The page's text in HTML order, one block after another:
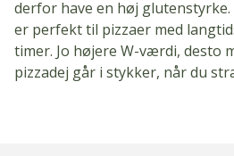
derfor have en høj
er perfekt til pizzaer med
timer. Jo højere W-værdi, desto
pizzadej går i stykker, når du